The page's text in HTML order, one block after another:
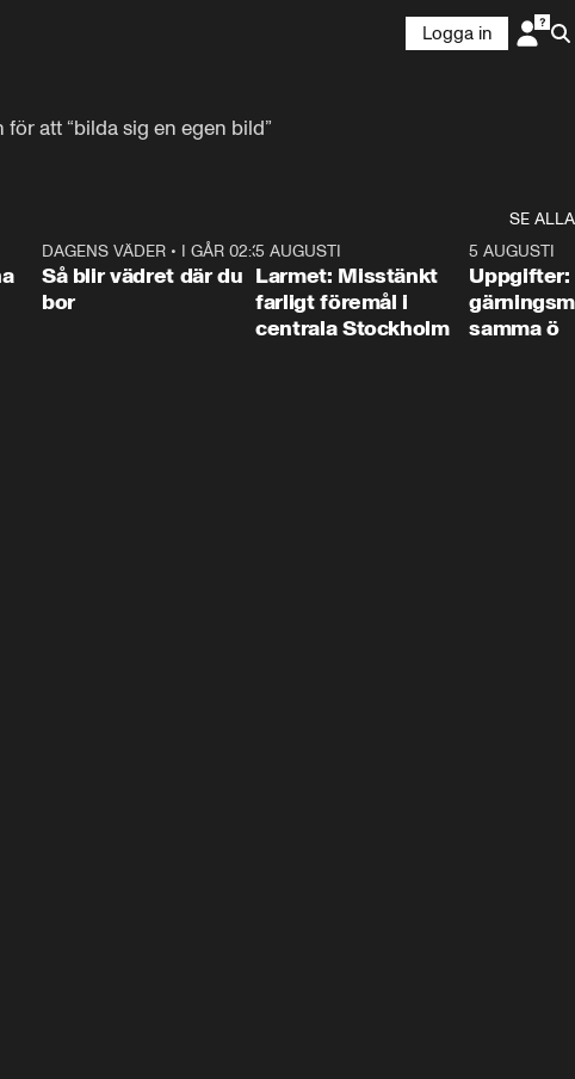
Logga in
att “bilda sig en egen bild”
SE ALLA
1:06
DAGENS VÄDER• I GÅR 02:30
Så blir vädret där du
bor
0:35
5 AUGUSTI
Larmet: Misstänkt
farligt föremål i
centrala Stockholm
5 AUGUSTI
Uppgifter:
samma ö